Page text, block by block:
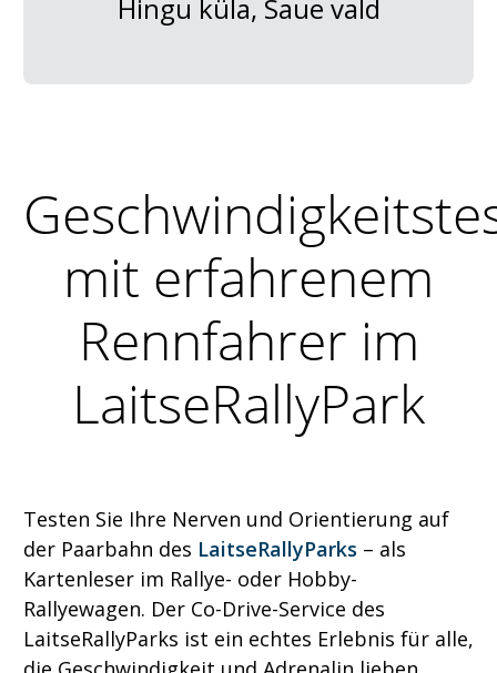
Hingu küla, Saue vald
mit erfahrenem
Rennfahrer im
LaitseRallyPark
Testen Sie Ihre Nerven und Orientierung auf
der Paarbahn des LaitseRallyParks – als
Kartenleser im Rallye- oder Hobby-
Rallyewagen. Der Co-Drive-Service des
LaitseRallyParks ist ein echtes Erlebnis für alle,